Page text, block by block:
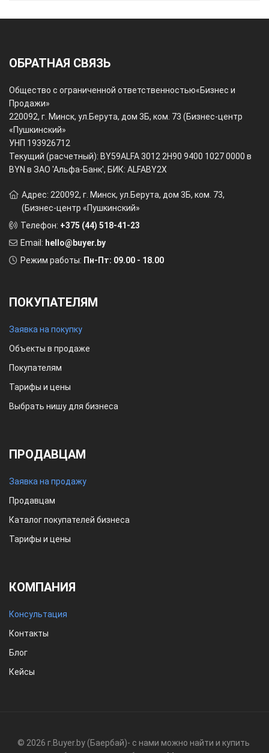
ОБРАТНАЯ СВЯЗЬ
Общество с ограниченной ответственностью«Бизнес и
Продажи»
220092, г. Минск, ул.Берута, дом 3Б, ком. 73 (Бизнес-центр
«Пушкинский»
УНП 193926712
Текущий (расчетный): BY59ALFA 3012 2H90 9400 1027 0000 в
BYN в ЗАО 'Альфа-Банк', БИК: ALFABY2X
Адрес: 220092, г. Минск, ул.Берута, дом 3Б, ком. 73,
(Бизнес-центр «Пушкинский»
Телефон: +375 (44) 518-41-23
Email: hello@buyer.by
Режим работы: Пн-Пт: 09.00 - 18.00
ПОКУПАТЕЛЯМ
Заявка на покупку
Объекты в продаже
Покупателям
Тарифы и цены
Выбрать нишу для бизнеса
ПРОДАВЦАМ
Заявка на продажу
Продавцам
Каталог покупателей бизнеса
Тарифы и цены
КОМПАНИЯ
Консультация
Контакты
Блог
Кейсы
© 2026 г. Buyer.by (Баербай)- с нами можно найти и купить